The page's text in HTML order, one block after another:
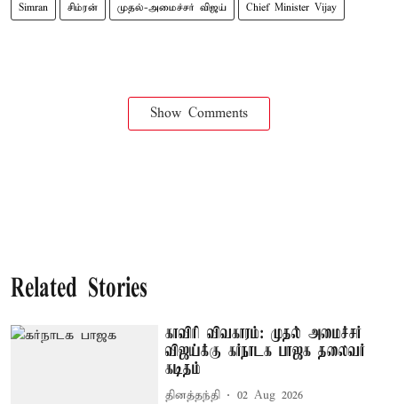
Simran சிம்ரன் முதல்-அமைச்சர் விஜய் Chief Minister Vijay
Show Comments
Related Stories
காவிரி விவகாரம்: முதல் அமைச்சர்
விஜய்க்கு கர்நாடக பாஜக தலைவர்
கடிதம்
தினத்தந்தி 02 Aug 2026